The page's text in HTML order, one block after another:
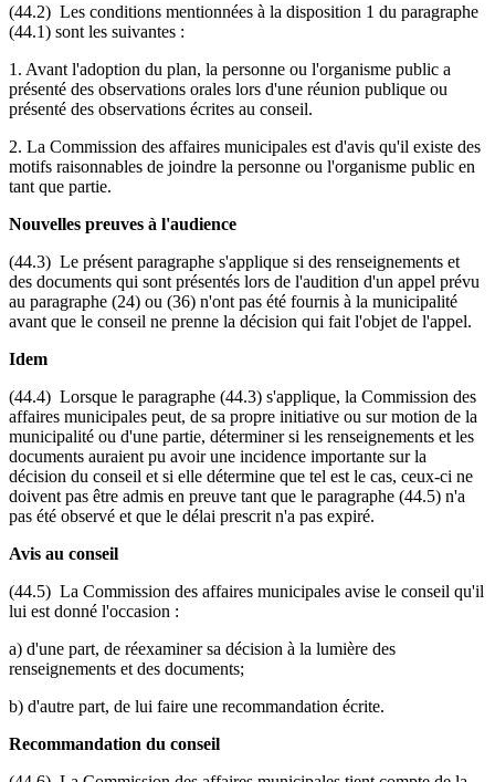
(44.2) Les conditions mentionnées à la disposition 1 du paragraphe
(44.1) sont les suivantes :
1. Avant l'adoption du plan, la personne ou l'organisme public a
présenté des observations orales lors d'une réunion publique ou
présenté des observations écrites au conseil.
2. La Commission des affaires municipales est d'avis qu'il existe des
motifs raisonnables de joindre la personne ou l'organisme public en
tant que partie.
Nouvelles preuves à l'audience
(44.3) Le présent paragraphe s'applique si des renseignements et
des documents qui sont présentés lors de l'audition d'un appel prévu
au paragraphe (24) ou (36) n'ont pas été fournis à la municipalité
avant que le conseil ne prenne la décision qui fait l'objet de l'appel.
Idem
(44.4) Lorsque le paragraphe (44.3) s'applique, la Commission des
affaires municipales peut, de sa propre initiative ou sur motion de la
municipalité ou d'une partie, déterminer si les renseignements et les
documents auraient pu avoir une incidence importante sur la
décision du conseil et si elle détermine que tel est le cas, ceux-ci ne
doivent pas être admis en preuve tant que le paragraphe (44.5) n'a
pas été observé et que le délai prescrit n'a pas expiré.
Avis au conseil
(44.5) La Commission des affaires municipales avise le conseil qu'il
lui est donné l'occasion :
a) d'une part, de réexaminer sa décision à la lumière des
renseignements et des documents;
b) d'autre part, de lui faire une recommandation écrite.
Recommandation du conseil